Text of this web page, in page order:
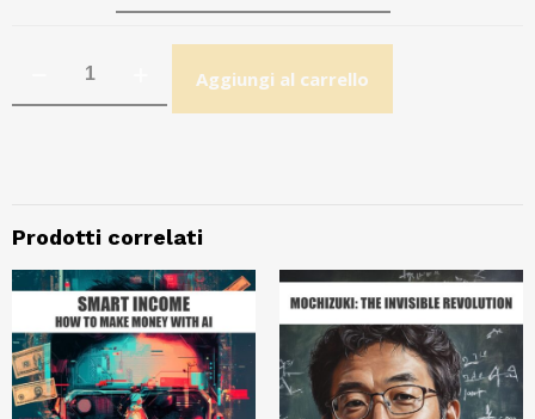
Aggiungi al carrello
Prodotti correlati